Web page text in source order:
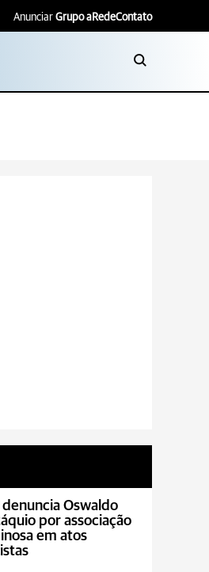
Anunciar Grupo aRedeContato
denuncia Oswaldo
por associação
em atos